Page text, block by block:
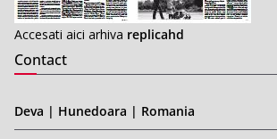
Accesati aici arhiva replicahd
Contact
Deva | Hunedoara | Romania